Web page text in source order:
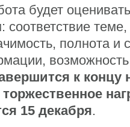
будет
теме,
полнота и
к концу
15 декабря.